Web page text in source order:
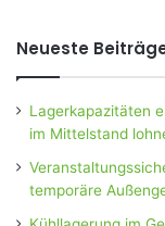
Neueste
Lagerkapazitäten
im Mittelstand
temporäre